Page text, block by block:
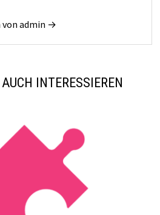
von admin →
INTERESSIEREN